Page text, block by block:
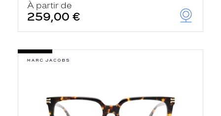
À partir de
259,00 €